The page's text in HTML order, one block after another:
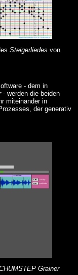
Steigerliedes von
- dem in
- werden die beiden
miteinander in
der generativ
Grainer